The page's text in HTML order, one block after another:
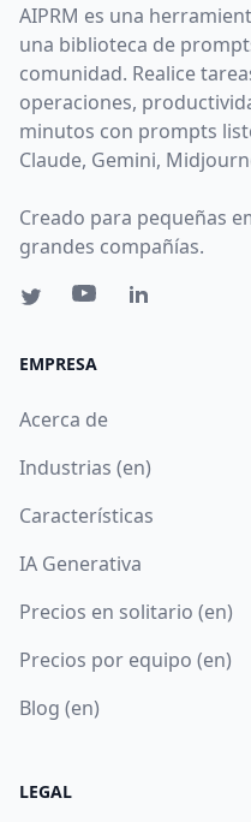
AIPRM es una
una biblioteca de
comunidad. Realice
operaciones,
minutos con prompts
Claude, Gemini,
Creado para pequeñas
grandes compañías.
EMPRESA
Acerca de
Industrias (en)
Características
IA Generativa
Precios en solitario (en)
Precios por equipo (en)
Blog (en)
LEGAL